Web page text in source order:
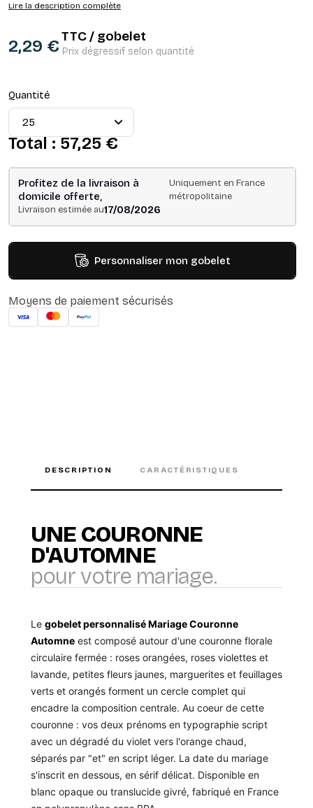
5/5 (6 avis)
Lire la description complète
2,29 €
TTC / gobelet
Prix dégressif selon quantité
Quantité
Total : 57,25 €
Profitez de la livraison à
domicile offerte,
Uniquement en France
métropolitaine
Livraison estimée au17/08/2026
Personnaliser mon gobelet
Moyens de paiement sécurisés
DESCRIPTION CARACTÉRISTIQUES
UNE COURONNE
D'AUTOMNE
pour votre mariage.
Le gobelet personnalisé Mariage Couronne
Automne est composé autour d'une couronne florale
circulaire fermée : roses orangées, roses violettes et
lavande, petites fleurs jaunes, marguerites et feuillages
verts et orangés forment un cercle complet qui
encadre la composition centrale. Au coeur de cette
couronne : vos deux prénoms en typographie script
avec un dégradé du violet vers l'orange chaud,
séparés par "et" en script léger. La date du mariage
s'inscrit en dessous, en sérif délicat. Disponible en
blanc opaque ou translucide givré, fabriqué en France